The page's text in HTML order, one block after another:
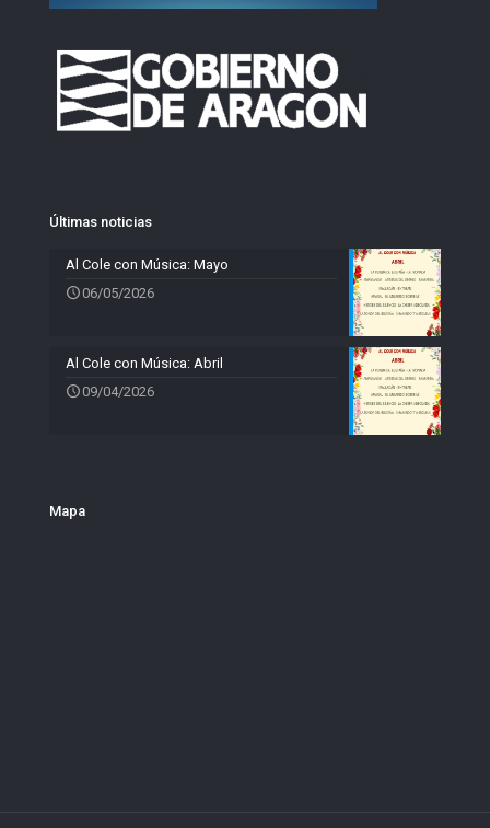
Últimas noticias
Al Cole con Música: Mayo
06/05/2026
Al Cole con Música: Abril
09/04/2026
Mapa